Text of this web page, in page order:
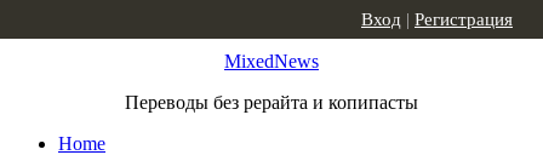
MixedNews
Переводы без рерайта и копипасты
Home
Вход | Регистрация